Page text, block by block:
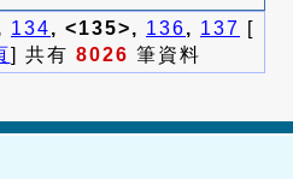
134, <135>, 136, 137 [
] 共有 8026 筆資料